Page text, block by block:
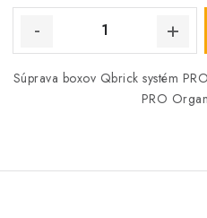
Súprava boxov Qbrick systém
PRO